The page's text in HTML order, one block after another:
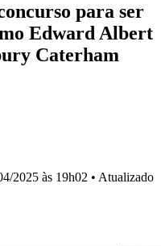
para ser
Edward Albert
Caterham
2025 às 19h02 • Atualizado